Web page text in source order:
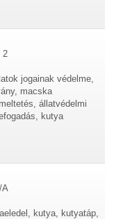
2
jogainak védelme,
macska
állatvédelmi
kutya
A
kutya, kutyatáp,